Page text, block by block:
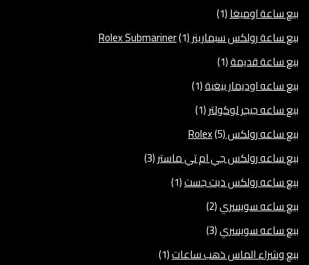
بيع ساعة اوميغا(1)
بيع ساعة رولكس سبمارينر Rolex Submariner(1)
بيع ساعة قديمة(1)
بيع ساعه اوديمار بيغية(1)
بيع ساعه جيجر لوكولتر(1)
بيع ساعه رولكس Rolex(5)
بيع ساعه رولكس جي ام تي ماستر(3)
بيع ساعه رولكس ديت جست(1)
بيع ساعه سويسري(2)
بيع ساعه سويسري(3)
بيع وشراء الماس ذهب ساعات(1)